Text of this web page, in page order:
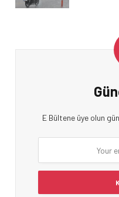
E Bültene üye olun